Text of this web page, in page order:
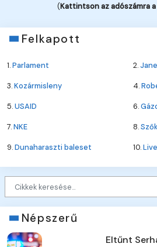
(Kattintson az adószámra
Felkapott
1.Parlament 2.
3.Kozármisleny 4.
5.USAID 6.
7.NKE 8.
9.Dunaharaszti baleset 10.
Népszerű
Eltűnt